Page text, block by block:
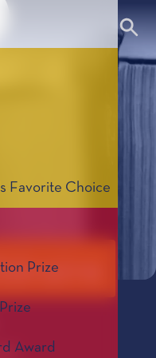
Favorite Choice
Prize
Award